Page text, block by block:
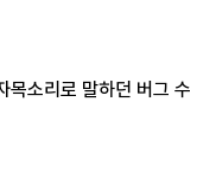
목소리로 말하던 버그 수